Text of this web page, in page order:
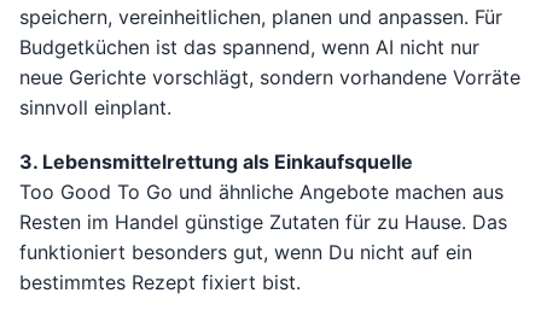
speichern, vereinheitlichen, planen und anpassen. Für
Budgetküchen ist das spannend, wenn AI nicht nur
neue Gerichte vorschlägt, sondern vorhandene Vorräte
sinnvoll einplant.
3. Lebensmittelrettung als Einkaufsquelle
Too Good To Go und ähnliche Angebote machen aus
Resten im Handel günstige Zutaten für zu Hause. Das
funktioniert besonders gut, wenn Du nicht auf ein
bestimmtes Rezept fixiert bist.